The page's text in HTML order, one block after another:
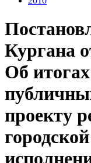
Кургана
Об
проекту